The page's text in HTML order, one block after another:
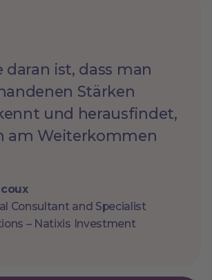
daran ist, dass man
Stärken
und herausfindet,
am Weiterkommen
Consultant and Specialist
– Natixis Investment